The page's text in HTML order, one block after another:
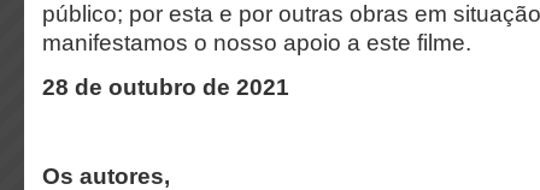
público; por esta e por outras obras em
manifestamos o nosso apoio a este filme.
28 de outubro de 2021
Os autores,